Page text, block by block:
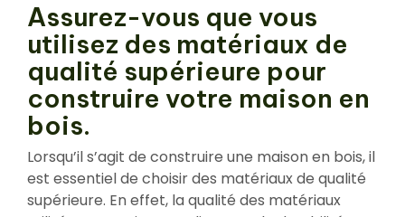
Assurez-vous que vous
utilisez des matériaux de
qualité supérieure pour
construire votre maison en
bois.
Lorsqu’il s’agit de construire une maison en bois, il
est essentiel de choisir des matériaux de qualité
supérieure. En effet, la qualité des matériaux